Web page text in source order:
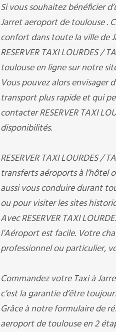
Si vous souhaitez bénéficier
Jarret aeroport de toulouse .
confort dans toute la ville de
RESERVER TAXI LOURDES /
toulouse en ligne sur notre
Vous pouvez alors envisager
transport plus rapide et qui
contacter RESERVER TAXI
disponibilités.
RESERVER TAXI LOURDES /
transferts aéroports à l’hôtel
aussi vous conduire durant
ou pour visiter les sites
Avec RESERVER TAXI
l’Aéroport est facile. Votre
professionnel ou particulier,
Commandez votre Taxi à
c’est la garantie d’être
Grâce à notre formulaire de
aeroport de toulouse en 2